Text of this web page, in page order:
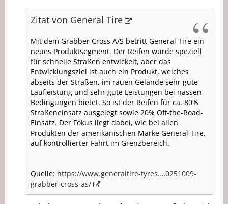
Zitat von General Tire
Mit dem Grabber Cross A/S betritt General Tire ein
neues Produktsegment. Der Reifen wurde speziell
für schnelle Straßen entwickelt, aber das
Entwicklungsziel ist auch ein Produkt, welches
abseits der Straßen, im rauen Gelände sehr gute
Laufleistung und sehr gute Leistungen bei nassen
Bedingungen bietet. So ist der Reifen für ca. 80%
Straßeneinsatz ausgelegt sowie 20% Off-the-Road-
Einsatz. Der Fokus liegt dabei, wie bei allen
Produkten der amerikanischen Marke General Tire,
auf kontrollierter Fahrt im Grenzbereich.
Quelle: https://www.generaltire-tyres.…0251009-
grabber-cross-as/